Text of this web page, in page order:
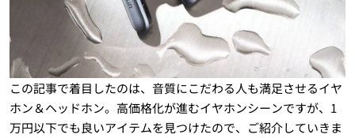
この記事で着目したのは、音質にこだわる人も満足させるイヤ
ホン＆ヘッドホン。高価格化が進むイヤホンシーンですが、1
万円以下でも良いアイテムを見つけたので、ご紹介していきま